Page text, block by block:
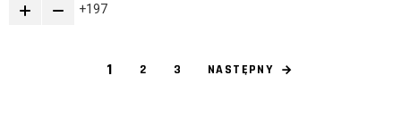
197
1 2 3 NASTĘPNY